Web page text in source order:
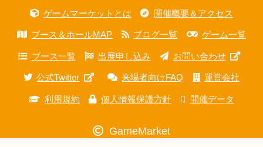
ゲームマーケットとは 開催概要＆アクセス
ブース＆ホールMAP ブログ一覧 ゲーム一覧
ブース一覧 出展申し込み お問い合わせ
公式Twitter 来場者向けFAQ 運営会社
利用規約 個人情報保護方針 開催データ
GameMarket